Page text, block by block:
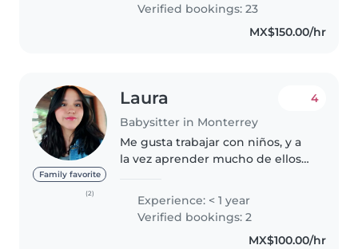
Verified bookings: 23
MX$150.00/hr
Family favorite
(2)
Laura
Babysitter in Monterrey
4
Me gusta trabajar con niños, y a
la vez aprender mucho de ellos
maestra de danza de baby ballet
y he hecho prácticas de
fisioterapia pediátrica (soy
Experience: < 1 year
Verified bookings: 2
MX$100.00/hr